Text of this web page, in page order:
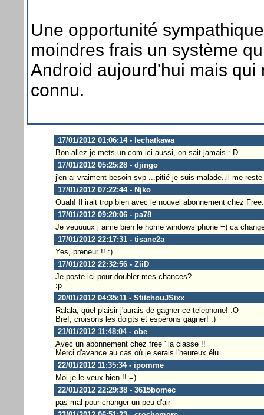
Une opportunité
moindres frais un système
Android aujourd'hui mais
connu.
17/01/2012 01:06:14 - lechatkawa
Bon allez je mets un com ici aussi, on sait jamais :-D
17/01/2012 05:25:28 - djingo
j'en ai vraiment besoin svp ...pitié je suis malade..il me
17/01/2012 07:22:44 - Njko
Ouah! Il irait trop bien avec le nouvel abonnement chez
17/01/2012 09:20:06 - pa78
Je veuuuux j aime bien le home windows phone =) ca
17/01/2012 22:17:31 - tisane2a
Yes, preneur !! :)
17/01/2012 22:32:56 - ZiiD
Je poste ici pour doubler mes chances?
:p
20/01/2012 04:35:11 - StitchouJSixx
Ralala, quel plaisir j'aurais de gagner ce telephone! :O
Bref, croisons les doigts et espérons gagner! :)
21/01/2012 11:48:04 - obe
Avec un abonnement chez free ' la classe !!
Merci d'avance au cas où je serais l'heureux élu.
22/01/2012 11:35:34 - ipomme
Moi je le veux bien !! =)
22/01/2012 22:29:38 - 3615bomec
pas mal pour changer un peu d'air